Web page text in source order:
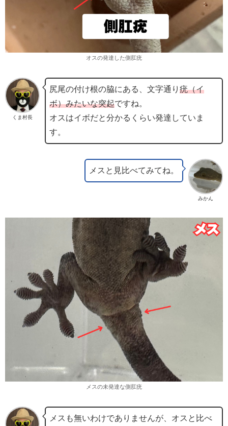
オスの発達した側肛疣
くま村長
尻尾の付け根の脇にある、文字通り疣（イ
ボ）みたいな突起ですね。
オスはイボだと分かるくらい発達していま
す。
みかん
メスと見比べてみてね。
メスの未発達な側肛疣
メスも無いわけでありませんが、オスと比べ